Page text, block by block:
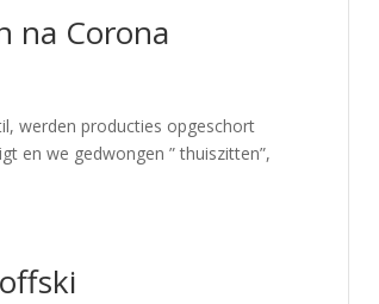
na Corona
werden producties opgeschort
en we gedwongen ” thuiszitten”,